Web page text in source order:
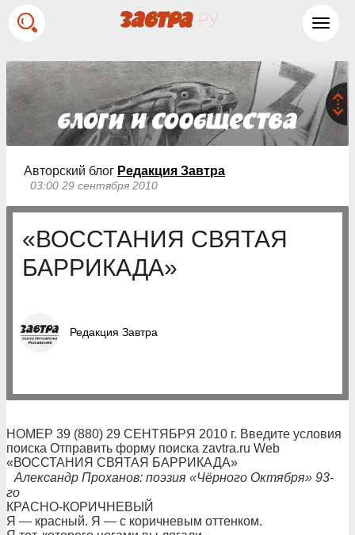
Авторский блог Редакция Завтра
03:00 29 сентября 2010
«ВОССТАНИЯ СВЯТАЯ
БАРРИКАДА»
Редакция Завтра
НОМЕР 39 (880) 29 СЕНТЯБРЯ 2010 г. Введите условия
поиска Отправить форму поиска zavtra.ru Web
«ВОССТАНИЯ СВЯТАЯ БАРРИКАДА»
Александр Проханов: поэзия «Чёрного Октября» 93-
го
КРАСНО-КОРИЧНЕВЫЙ
Я — красный. Я — с коричневым оттенком.